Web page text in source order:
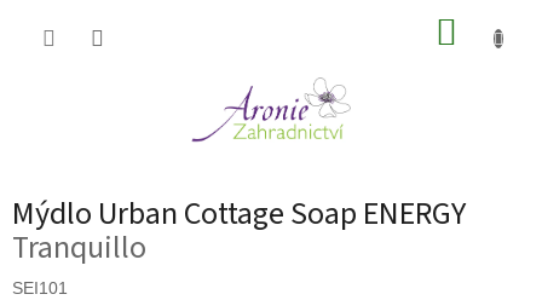
Mýdlo Urban Cottage Soap ENERGY
Tranquillo
SEI101